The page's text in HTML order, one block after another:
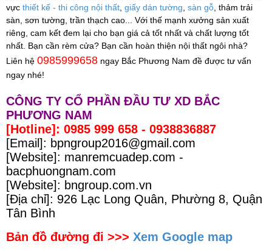
vực thiết kế - thi công nội thất giấy dán tường sàn gỗ , thảm trải
sàn, sơn tường, trần thạch cao... Với thế mạnh xưởng sản xuất
riêng, cam kết đem lại cho bạn giá cả tốt nhất và chất lượng tốt
nhất. Bạn cần rèm cửa? Bạn cần hoàn thiện nội thất ngôi nhà?
Liên hệ 0985999658 ngay Bắc Phương Nam đề được tư vấn
ngay nhé!
CÔNG TY CỔ PHẦN ĐẦU TƯ XD BẮC
PHƯƠNG NAM
[Hotline]: 0985 999 658 - 0938836887
[Email]: bpngroup2016@gmail.com
[Website]: manremcuadep.com -
bacphuongnam.com
[Website]: bngroup.com.vn
[Địa chỉ]: 926 Lạc Long Quân, Phường 8, Quận
Tân Bình
Bản đồ đường đi >>> Xem Google map